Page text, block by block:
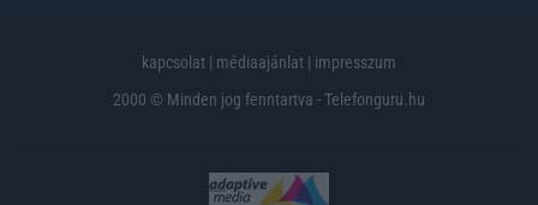
kapcsolat | médiaajánlat | impresszum
2000 © Minden jog fenntartva - Telefonguru.hu